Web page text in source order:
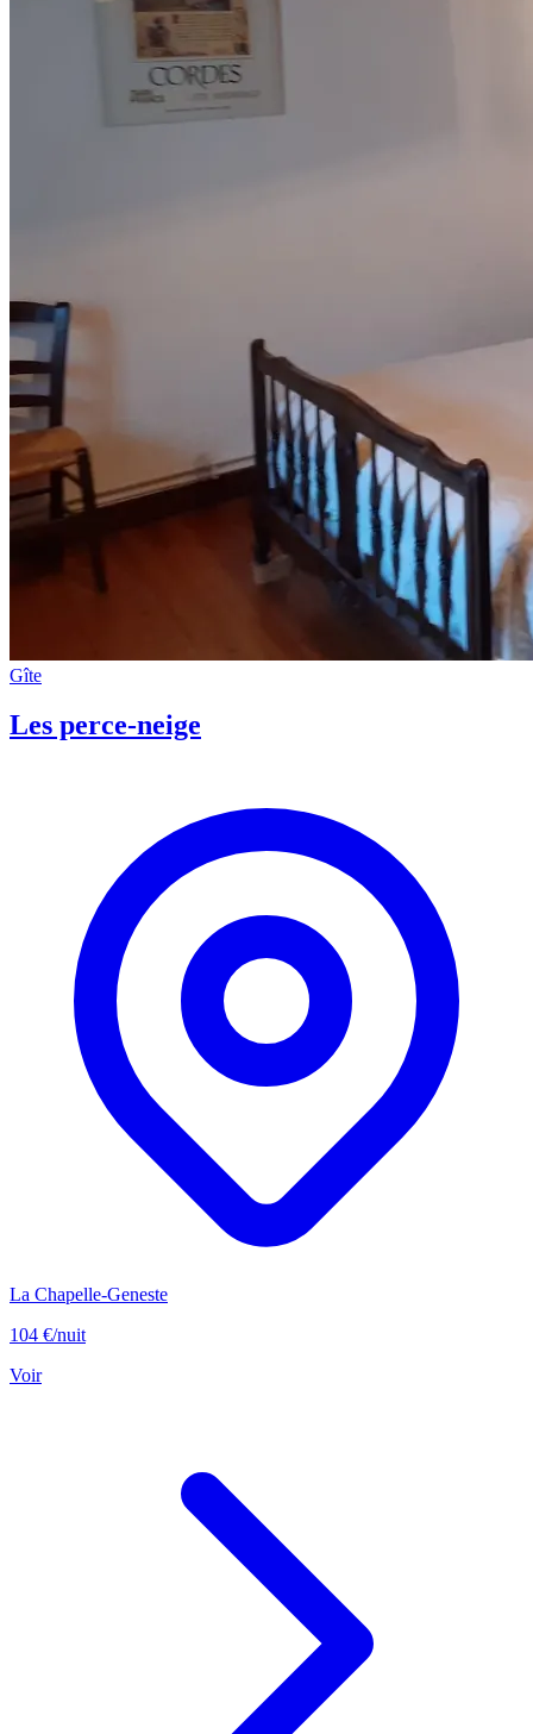
Gîte
Les perce-neige
La Chapelle-Geneste
104 €/nuit
Voir